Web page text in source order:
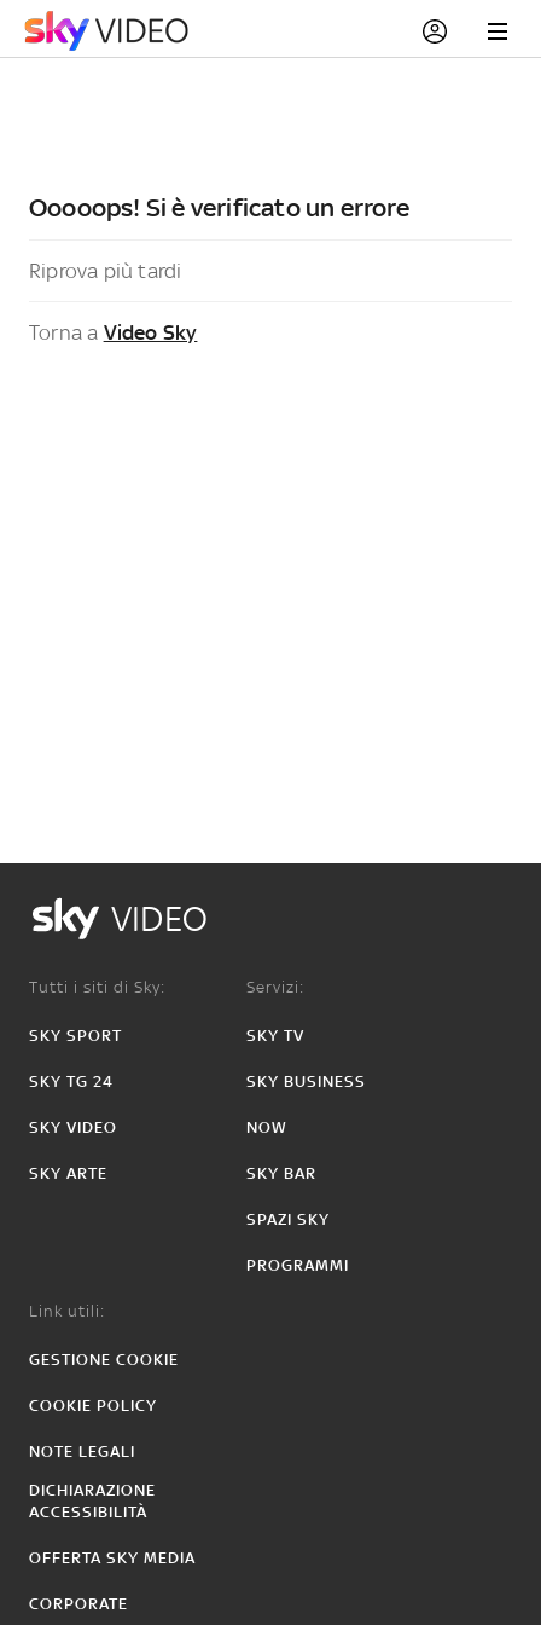
Ooooops! Si è verificato un errore
Riprova più tardi
Torna a Video Sky
VIDEO
Tutti i siti di Sky:
SKY SPORT
SKY TG 24
SKY VIDEO
SKY ARTE
Servizi:
SKY TV
SKY BUSINESS
NOW
SKY BAR
SPAZI SKY
PROGRAMMI
Link utili:
GESTIONE COOKIE
COOKIE POLICY
NOTE LEGALI
DICHIARAZIONE
ACCESSIBILITÀ
OFFERTA SKY MEDIA
CORPORATE